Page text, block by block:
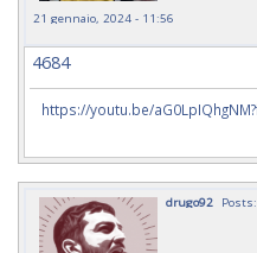
21 gennaio, 2024 - 11:56
4684
https://youtu.be/
drugo92